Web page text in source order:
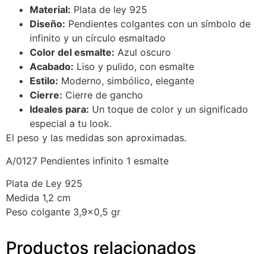
Material: Plata de ley 925
Diseño: Pendientes colgantes con un símbolo de
infinito y un círculo esmaltado
Color del esmalte: Azul oscuro
Acabado: Liso y pulido, con esmalte
Estilo: Moderno, simbólico, elegante
Cierre: Cierre de gancho
Ideales para: Un toque de color y un significado
especial a tu look.
El peso y las medidas son aproximadas.
A/0127 Pendientes infinito 1 esmalte
Plata de Ley 925
Medida 1,2 cm
Peso colgante 3,9×0,5 gr
Productos relacionados